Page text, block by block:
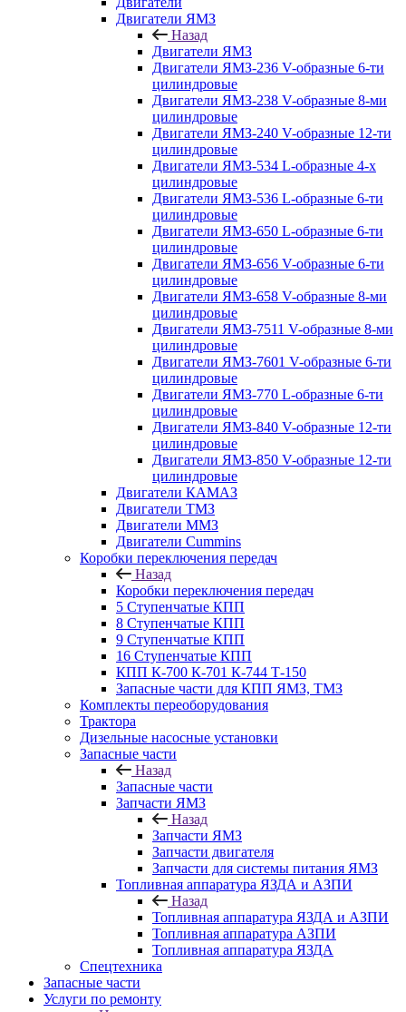
Двигатели ЯМЗ
Назад
Двигатели ЯМЗ
Двигатели ЯМЗ-236 V-образные 6-ти
цилиндровые
Двигатели ЯМЗ-238 V-образные 8-ми
цилиндровые
Двигатели ЯМЗ-240 V-образные 12-ти
цилиндровые
Двигатели ЯМЗ-534 L-образные 4-х
цилиндровые
Двигатели ЯМЗ-536 L-образные 6-ти
цилиндровые
Двигатели ЯМЗ-650 L-образные 6-ти
цилиндровые
Двигатели ЯМЗ-656 V-образные 6-ти
цилиндровые
Двигатели ЯМЗ-658 V-образные 8-ми
цилиндровые
Двигатели ЯМЗ-7511 V-образные 8-ми
цилиндровые
Двигатели ЯМЗ-7601 V-образные 6-ти
цилиндровые
Двигатели ЯМЗ-770 L-образные 6-ти
цилиндровые
Двигатели ЯМЗ-840 V-образные 12-ти
цилиндровые
Двигатели ЯМЗ-850 V-образные 12-ти
цилиндровые
Двигатели КАМАЗ
Двигатели ТМЗ
Двигатели ММЗ
Двигатели Cummins
Коробки переключения передач
Назад
Коробки переключения передач
5 Ступенчатые КПП
8 Ступенчатые КПП
9 Ступенчатые КПП
16 Ступенчатые КПП
КПП К-700 К-701 К-744 Т-150
Запасные части для КПП ЯМЗ, ТМЗ
Комплекты переоборудования
Трактора
Дизельные насосные установки
Запасные части
Назад
Запасные части
Запчасти ЯМЗ
Назад
Запчасти ЯМЗ
Запчасти двигателя
Запчасти для системы питания ЯМЗ
Топливная аппаратура ЯЗДА и АЗПИ
Назад
Топливная аппаратура ЯЗДА и АЗПИ
Топливная аппаратура АЗПИ
Топливная аппаратура ЯЗДА
Спецтехника
Запасные части
Услуги по ремонту